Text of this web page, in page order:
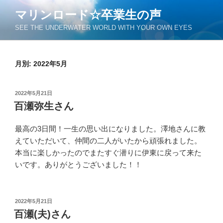
ン
マリンロード☆卒業生の声
SEE THE UNDERWATER WORLD WITH YOUR OWN EYES
月別: 2022年5月
投
稿
日:
2022年5月21日
百瀬弥生さん
最高の3日間！一生の思い出になりました。澤地さんに教
えていただいて、仲間の二人がいたから頑張れました。
本当に楽しかったのでまたすぐ潜りに伊東に戻って来た
いです。ありがとうございました！！
投
稿
日:
2022年5月21日
百瀬(夫)さん